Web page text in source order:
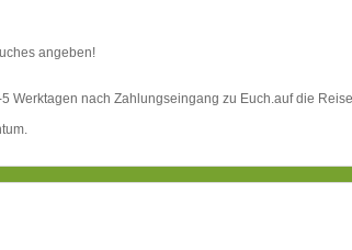
angeben!
Werktagen nach Zahlungseingang zu Euch.auf die